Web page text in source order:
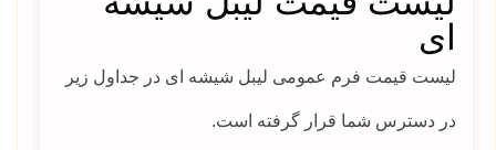
ای
لیست قیمت فرم عمومی لیبل شیشه ای در جداول زیر
در دسترس شما قرار گرفته است.